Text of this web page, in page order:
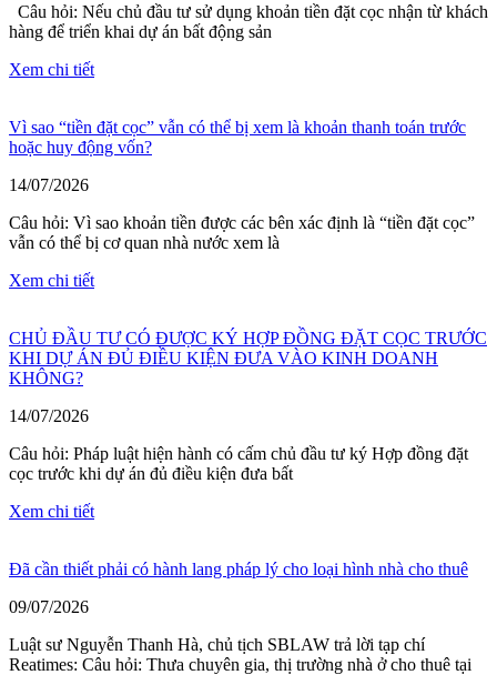
Câu hỏi: Nếu chủ đầu tư sử dụng khoản tiền đặt cọc nhận từ khách
hàng để triển khai dự án bất động sản
Xem chi tiết
Vì sao “tiền đặt cọc” vẫn có thể bị xem là khoản thanh toán trước
hoặc huy động vốn?
14/07/2026
Câu hỏi: Vì sao khoản tiền được các bên xác định là “tiền đặt cọc”
vẫn có thể bị cơ quan nhà nước xem là
Xem chi tiết
CHỦ ĐẦU TƯ CÓ ĐƯỢC KÝ HỢP ĐỒNG ĐẶT CỌC TRƯỚC
KHI DỰ ÁN ĐỦ ĐIỀU KIỆN ĐƯA VÀO KINH DOANH
KHÔNG?
14/07/2026
Câu hỏi: Pháp luật hiện hành có cấm chủ đầu tư ký Hợp đồng đặt
cọc trước khi dự án đủ điều kiện đưa bất
Xem chi tiết
Đã cần thiết phải có hành lang pháp lý cho loại hình nhà cho thuê
09/07/2026
Luật sư Nguyễn Thanh Hà, chủ tịch SBLAW trả lời tạp chí
Reatimes: Câu hỏi: Thưa chuyên gia, thị trường nhà ở cho thuê tại